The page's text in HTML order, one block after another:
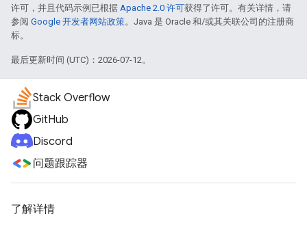
许可，并且代码示例已根据 Apache 2.0 许可获得了许可。有关详情，请
参阅 Google 开发者网站政策。Java 是 Oracle 和/或其关联公司的注册商
标。
最后更新时间 (UTC)：2026-07-12。
Stack Overflow
GitHub
Discord
问题跟踪器
了解详情